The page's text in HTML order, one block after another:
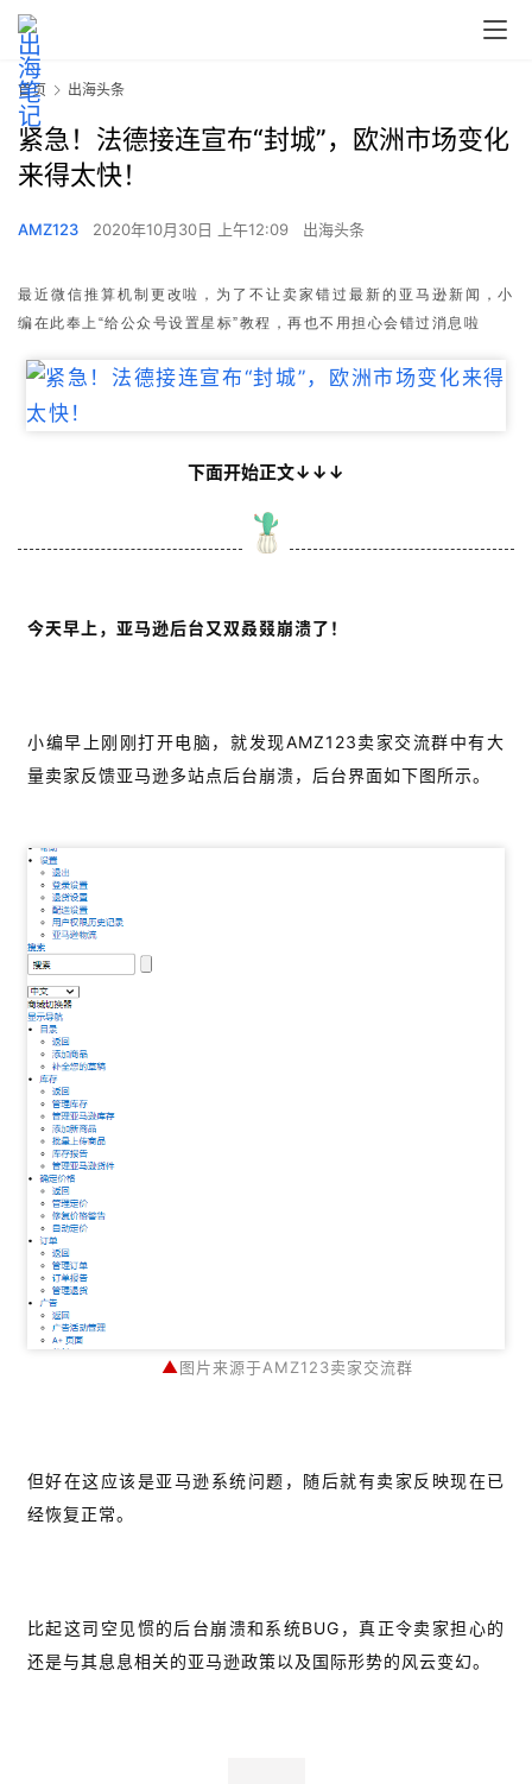
首页 出海头条
紧急！法德接连宣布“封城”，欧洲市场变化
来得太快！
AMZ123 2020年10月30日 上午12:09 出海头条
最近微信推算机制更改啦，为了不让卖家错过最新的亚马逊新闻，小
编在此奉上“给公众号设置星标”教程，再也不用担心会错过消息啦
下面开始正文↓↓↓
今天早上，亚马逊后台又双叒叕崩溃了！
小编早上刚刚打开电脑，就发现AMZ123卖家交流群中有大
量卖家反馈亚马逊多站点后台崩溃，后台界面如下图所示。
▲图片来源于AMZ123卖家交流群
但好在这应该是亚马逊系统问题，随后就有卖家反映现在已
经恢复正常。
比起这司空见惯的后台崩溃和系统BUG，真正令卖家担心的
还是与其息息相关的亚马逊政策以及国际形势的风云变幻。